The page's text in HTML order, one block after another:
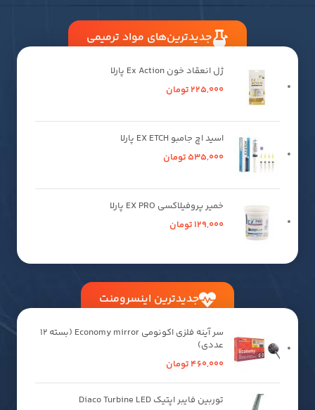
جدیدترین‌های مواد ترمیمی
ژل انعقاد خون Ex Action پارلا
225,000تومان
اسید اچ جامبو EX ETCH پارلا
535,000تومان
خمیر پروفیلاکسی EX PRO پارلا
129,000تومان
جدیدترین اینسرومنت
سر آینه فلزی اکونومی Economy mirror (بسته 12
عددی)
460,000تومان
توربین فایبر اپتیک Diaco Turbine LED